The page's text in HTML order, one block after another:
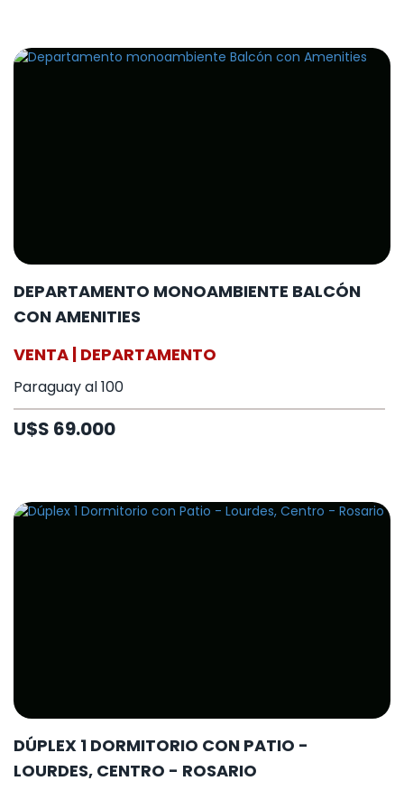
DEPARTAMENTO MONOAMBIENTE BALCÓN
CON AMENITIES
VENTA | DEPARTAMENTO
Paraguay al 100
U$S 69.000
DÚPLEX 1 DORMITORIO CON PATIO -
LOURDES, CENTRO - ROSARIO